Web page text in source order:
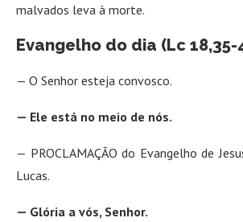
malvados leva à morte.
Evangelho do dia (Lc 18,35-
— O Senhor esteja convosco.
— Ele está no meio de nós.
— PROCLAMAÇÃO do Evangelho de
Lucas.
— Glória a vós, Senhor.